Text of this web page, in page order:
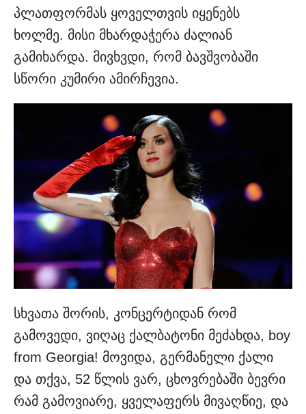
პლათფორმას ყოველთვის იყენებს
ხოლმე. მისი მხარდაჭერა ძალიან
გამიხარდა. მივხვდი, რომ ბავშვობაში
სწორი კუმირი ამირჩევია.
სხვათა შორის, კონცერტიდან რომ
გამოვედი, ვიღაც ქალბატონი მეძახდა, boy
from Georgia! მოვიდა, გერმანელი ქალი
და თქვა, 52 წლის ვარ, ცხოვრებაში ბევრი
რამ გამოვიარე, ყველაფერს მივაღწიე, და